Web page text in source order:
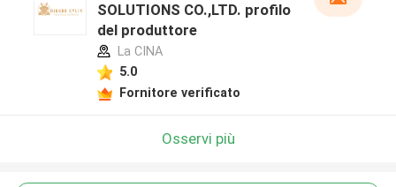
SOLUTIONS CO.,LTD. profilo
del produttore
La CINA
5.0
Fornitore verificato
Osservi più